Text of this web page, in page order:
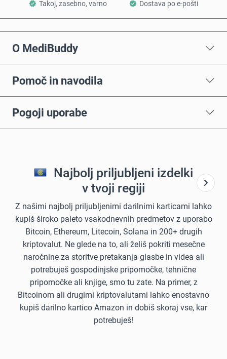
Takoj, zasebno, varno Dostava po e-pošti
O MediBuddy
Pomoč in navodila
Pogoji uporabe
Najbolj priljubljeni izdelki
v tvoji regiji
Z našimi najbolj priljubljenimi darilnimi karticami lahko
kupiš široko paleto vsakodnevnih predmetov z uporabo
Bitcoin, Ethereum, Litecoin, Solana in 200+ drugih
kriptovalut. Ne glede na to, ali želiš pokriti mesečne
naročnine za storitve pretakanja glasbe in videa ali
potrebuješ gospodinjske pripomočke, tehnične
pripomočke ali knjige, smo tu zate. Na primer, z
Bitcoinom ali drugimi kriptovalutami lahko enostavno
kupiš darilno kartico Amazon in dobiš skoraj vse, kar
potrebuješ!